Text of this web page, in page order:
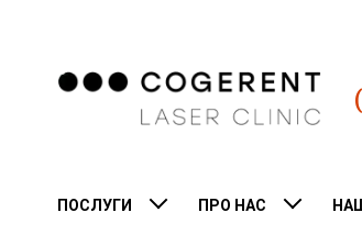
ПОСЛУГИ ПРО НАС